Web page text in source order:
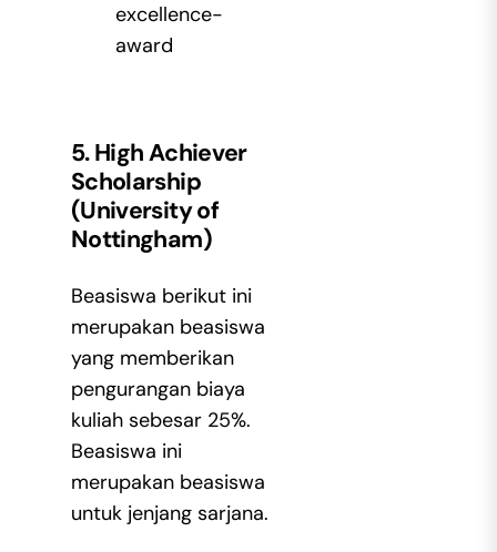
excellence-
award
5. High Achiever
Scholarship
(University of
Nottingham)
Beasiswa berikut ini
merupakan beasiswa
yang memberikan
pengurangan biaya
kuliah sebesar 25%.
Beasiswa ini
merupakan beasiswa
untuk jenjang sarjana.